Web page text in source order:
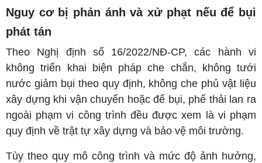
Nguy cơ bị phản ánh và xử phạt nếu để bụi
phát tán
Theo Nghị định số 16/2022/NĐ-CP, các hành vi
không triển khai biện pháp che chắn, không tưới
nước giảm bụi theo quy định, không che phủ vật liệu
xây dựng khi vận chuyển hoặc để bụi, phế thải lan ra
ngoài phạm vi công trình đều được xem là vi phạm
quy định về trật tự xây dựng và bảo vệ môi trường.
Tùy theo quy mô công trình và mức độ ảnh hưởng,